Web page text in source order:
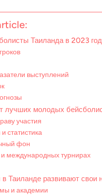
Таиланда в 2023
выступлений
лучших молодых
участия
статистика
фон
международных турнирах
Таиланде развивают свои
и академии